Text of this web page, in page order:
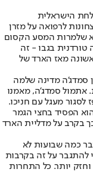
הישראלית
לרפואה על מזרן
אלא שלמרות המסע הקסום
טורדנית בגבו - זה
מאז הארד של
סמדג'ה מדינה שלמה
1992 ההיסטורית. אתמול סמדג'ה, מאמנו
הפסיד בחצי הגמר
בקרב על מדליית הארד
כמה שבועות לא
להתגבר על זה בקרבות
יותר. כל התחרות